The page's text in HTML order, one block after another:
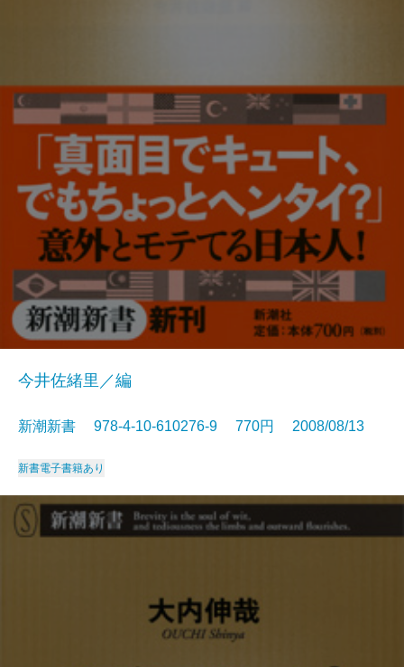
今井佐緒里／編
新潮新書 978-4-10-610276-9 770円 2008/08/13
新書電子書籍あり